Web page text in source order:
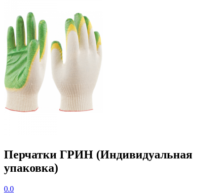
Перчатки ГРИН (Индивидуальная
упаковка)
0.0